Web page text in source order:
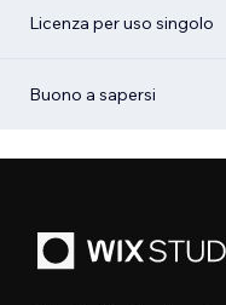
Licenza per uso singolo
Buono a sapersi